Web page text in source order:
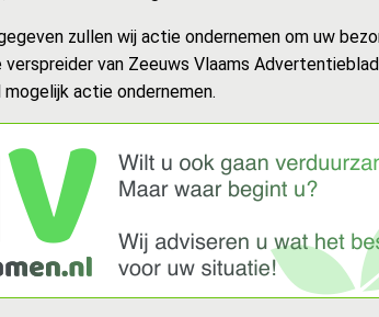
zullen wij actie ondernemen om uw
van Zeeuws Vlaams
actie ondernemen.